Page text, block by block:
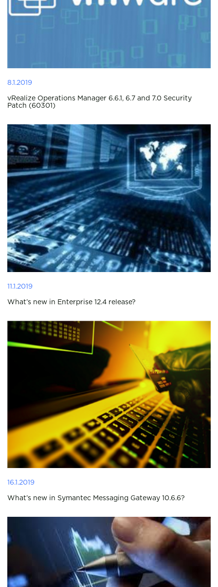
8.1.2019
vRealize Operations Manager 6.6.1, 6.7 and 7.0 Security
Patch (60301)
11.1.2019
What’s new in Enterprise 12.4 release?
16.1.2019
What’s new in Symantec Messaging Gateway 10.6.6?